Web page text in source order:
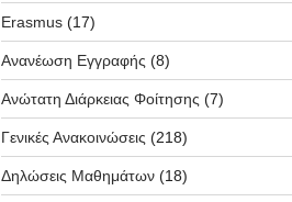
Erasmus(17)
Ανανέωση Εγγραφής (8)
Ανώτατη Διάρκειας Φοίτησης (7)
Γενικές Ανακοινώσεις (218)
Δηλώσεις Μαθημάτων(18)